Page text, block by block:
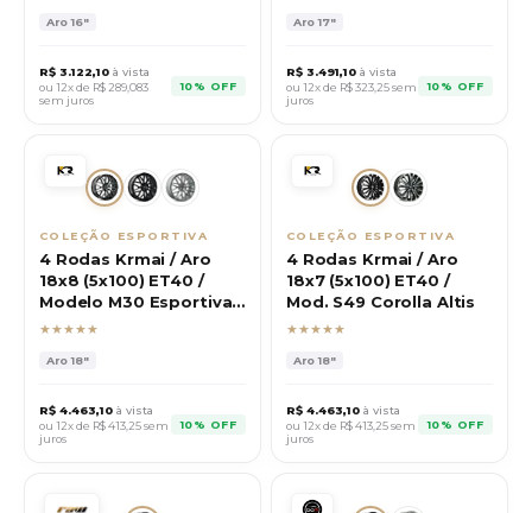
Aro16"
R$ 3.122,10 à vista
ou 12x de R$ 289,083
sem juros
10% OFF
Aro17"
R$ 3.491,10 à vista
ou 12x de R$323,25sem
juros
10% OFF
COLEÇÃO ESPORTIVA
4 Rodas Krmai / Aro
18x8 (5x100) ET40 /
Modelo M30 Esportiva
VW
★★★★★
Aro18"
R$ 4.463,10 à vista
ou 12x de R$413,25sem
juros
10% OFF
COLEÇÃO ESPORTIVA
4 Rodas Krmai / Aro
18x7 (5x100) ET40 /
Mod. S49 Corolla Altis
★★★★★
Aro18"
R$ 4.463,10 à vista
ou 12x de R$413,25sem
juros
10% OFF